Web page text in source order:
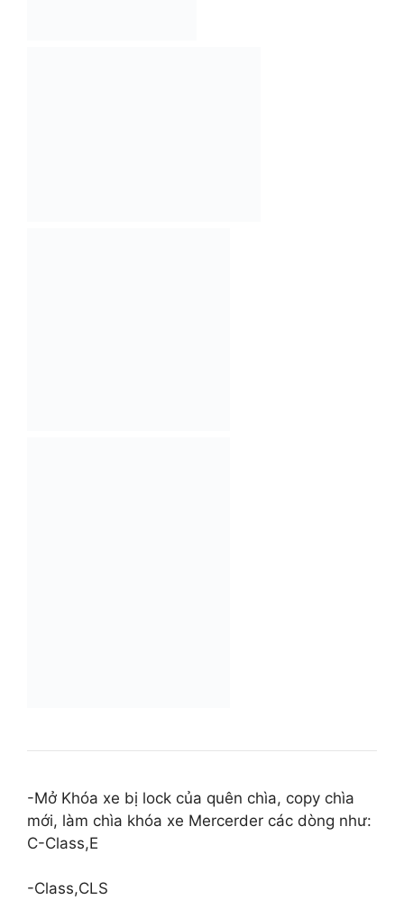
-Mở Khóa xe bị lock của quên chìa, copy chìa
mới, làm chìa khóa xe Mercerder các dòng như:
C-Class,E
-Class,CLS